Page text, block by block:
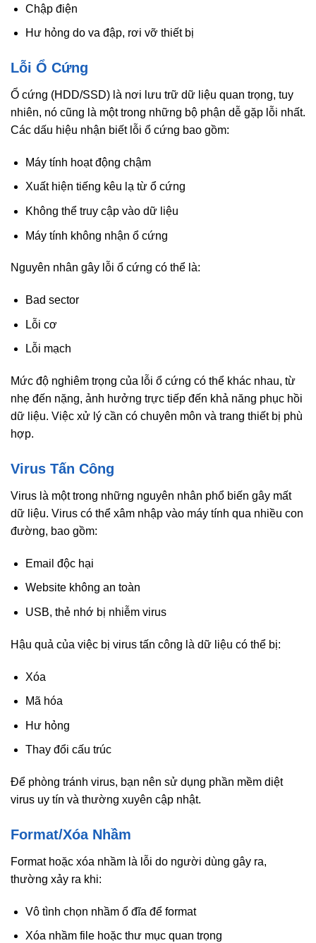
Chập điện
Hư hỏng do va đập, rơi vỡ thiết bị
Lỗi Ổ Cứng
Ổ cứng (HDD/SSD) là nơi lưu trữ dữ liệu quan trọng, tuy
nhiên, nó cũng là một trong những bộ phận dễ gặp lỗi nhất.
Các dấu hiệu nhận biết lỗi ổ cứng bao gồm:
Máy tính hoạt động chậm
Xuất hiện tiếng kêu lạ từ ổ cứng
Không thể truy cập vào dữ liệu
Máy tính không nhận ổ cứng
Nguyên nhân gây lỗi ổ cứng có thể là:
Bad sector
Lỗi cơ
Lỗi mạch
Mức độ nghiêm trọng của lỗi ổ cứng có thể khác nhau, từ
nhẹ đến nặng, ảnh hưởng trực tiếp đến khả năng phục hồi
dữ liệu. Việc xử lý cần có chuyên môn và trang thiết bị phù
hợp.
Virus Tấn Công
Virus là một trong những nguyên nhân phổ biến gây mất
dữ liệu. Virus có thể xâm nhập vào máy tính qua nhiều con
đường, bao gồm:
Email độc hại
Website không an toàn
USB, thẻ nhớ bị nhiễm virus
Hậu quả của việc bị virus tấn công là dữ liệu có thể bị:
Xóa
Mã hóa
Hư hỏng
Thay đổi cấu trúc
Để phòng tránh virus, bạn nên sử dụng phần mềm diệt
virus uy tín và thường xuyên cập nhật.
Format/Xóa Nhầm
Format hoặc xóa nhầm là lỗi do người dùng gây ra,
thường xảy ra khi:
Vô tình chọn nhầm ổ đĩa để format
Xóa nhầm file hoặc thư mục quan trọng